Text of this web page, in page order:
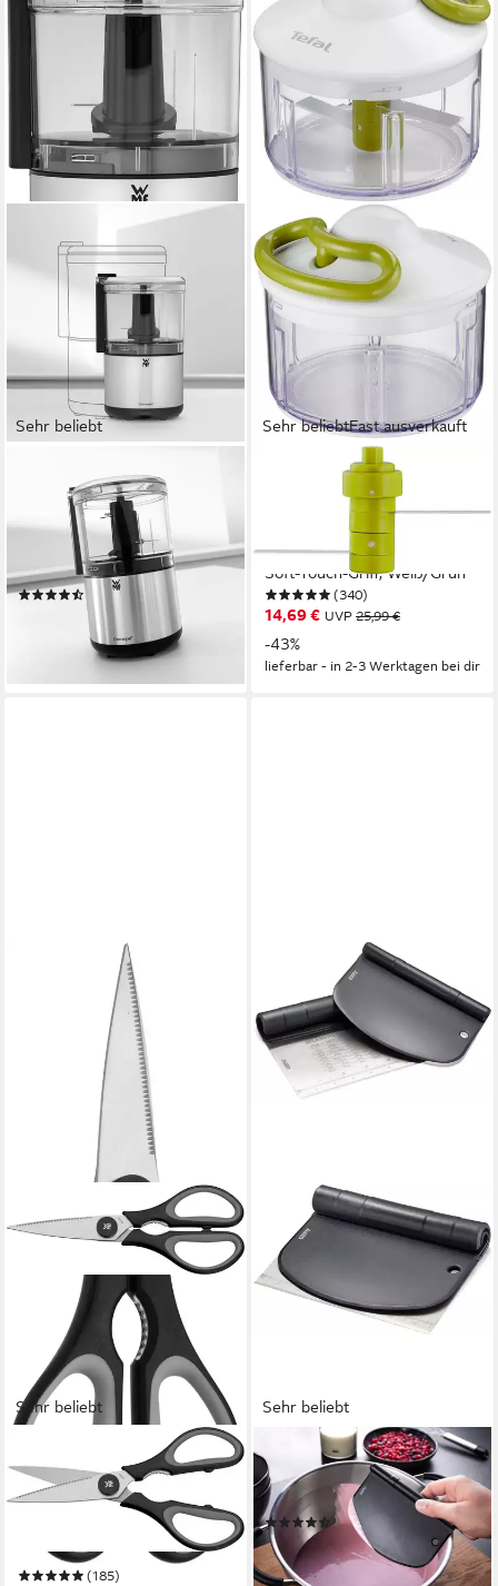
Sehr beliebt
Zerkleinerer KÜCHENminis®,
65 W, platzsparend,
abnehmbarer Behälter,
spülmaschinengeeignete Teile
(719)
UVP54,99 €
lieferbar - in 1-2 Werktagen bei dir
Sehr beliebtFast ausverkauft
Gemüsehacker 5 Sekunden
Zerkleinerer, 500ml,
Edelstahlklingen, rutschfest,
Soft-Touch-Griff, Weiß/Grün
(340)
14,69 € UVP 25,99 €
-43%
lieferbar - in 2-3 Werktagen bei dir
Sehr beliebt
Haushaltsschere Touch, (1-
tlg), perfektes Schneiden,
extra scharf, ergonomisch,
komfortabler Griff
(185)
Sehr beliebt
Teigspachtel DUTTO, Zwei in
Eins, spülmaschinengeeignet
(37)
11,95 €
lieferbar - in 1-2 Werktagen bei dir